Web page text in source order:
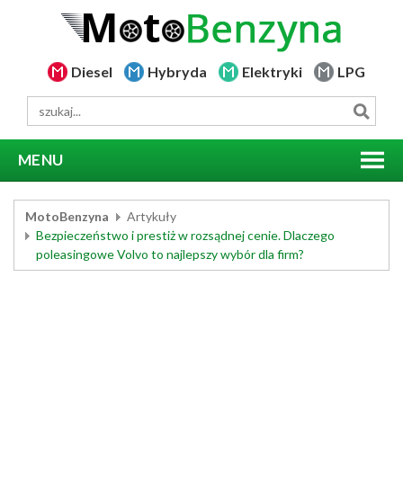
Diesel Hybryda Elektryki LPG
MENU
MotoBenzyna
Artykuły
Bezpieczeństwo i prestiż w rozsądnej cenie. Dlaczego
poleasingowe Volvo to najlepszy wybór dla firm?